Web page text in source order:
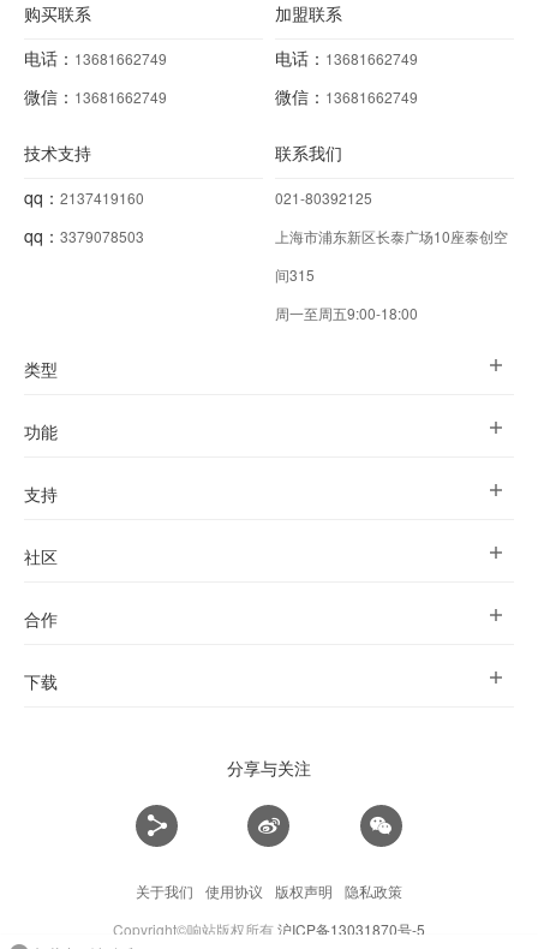
购买联系
电话： 13681662749
微信： 13681662749
加盟联系
电话： 13681662749
微信： 13681662749
技术支持
qq： 2137419160
qq： 3379078503
联系我们
021-80392125
上海市浦东新区长泰广场10座泰创空
间315
周一至周五9:00-18:00
类型
功能
支持
社区
合作
下载
分享与关注
关于我们 使用协议 版权声明
隐私政策
Copyright©响站版权所有沪ICP备13031870号-5